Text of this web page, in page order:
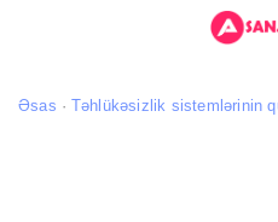
Əsas Təhlükəsizlik sistemlərinin